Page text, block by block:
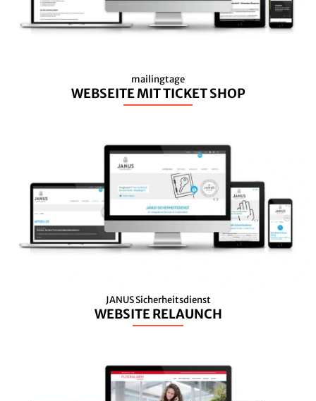
mailingtage
WEBSEITE MIT TICKET SHOP
JANUS Sicherheitsdienst
WEBSITE RELAUNCH